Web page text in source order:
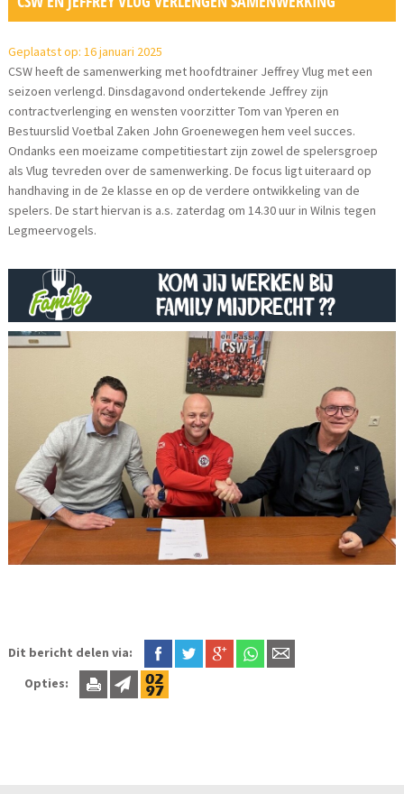
Geplaatst op: 16 januari 2025
CSW heeft de samenwerking met hoofdtrainer Jeffrey Vlug met een
seizoen verlengd. Dinsdagavond ondertekende Jeffrey zijn
contractverlenging en wensten voorzitter Tom van Yperen en
Bestuurslid Voetbal Zaken John Groenewegen hem veel succes.
Ondanks een moeizame competitiestart zijn zowel de spelersgroep
als Vlug tevreden over de samenwerking. De focus ligt uiteraard op
handhaving in de 2e klasse en op de verdere ontwikkeling van de
spelers. De start hiervan is a.s. zaterdag om 14.30 uur in Wilnis tegen
Legmeervogels.
Dit bericht delen via:
Opties: